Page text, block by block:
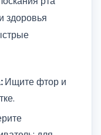
здоровья
Ищите фтор и